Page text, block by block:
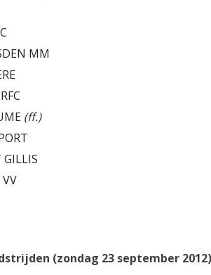
MM
(ff.)
(zondag 23 september 2012)